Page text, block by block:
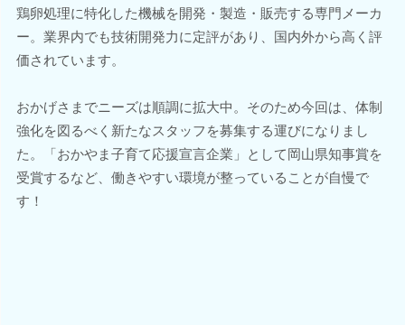
鶏卵処理に特化した機械を開発・製造・販売する専門メーカ
ー。業界内でも技術開発力に定評があり、国内外から高く評
価されています。
おかげさまでニーズは順調に拡大中。そのため今回は、体制
強化を図るべく新たなスタッフを募集する運びになりまし
た。「おかやま子育て応援宣言企業」として岡山県知事賞を
受賞するなど、働きやすい環境が整っていることが自慢で
す！